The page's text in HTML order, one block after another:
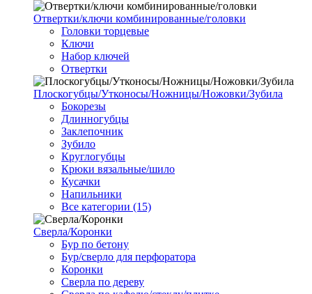
Отвертки/ключи комбинированные/головки
Головки торцевые
Ключи
Набор ключей
Отвертки
Плоскогубцы/Утконосы/Ножницы/Ножовки/Зубила
Бокорезы
Длинногубцы
Заклепочник
Зубило
Круглогубцы
Крюки вязальные/шило
Кусачки
Напильники
Все категории (15)
Сверла/Коронки
Бур по бетону
Бур/сверло для перфоратора
Коронки
Сверла по дереву